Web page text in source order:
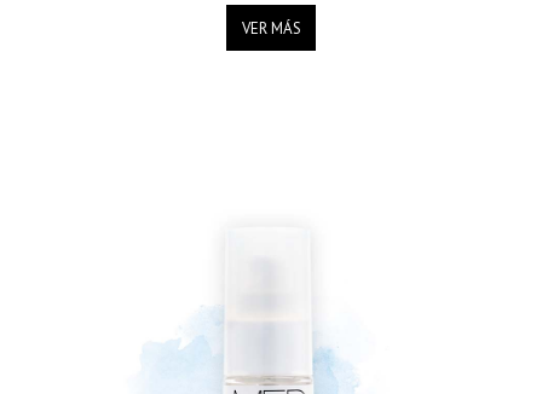
VER MÁS